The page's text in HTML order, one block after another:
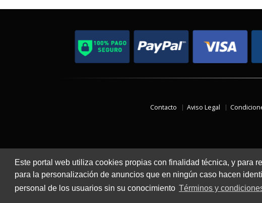
Este portal web utiliza cookies propias con finalidad técnica, y para
para la personalización de anuncios que en ningún caso hacen
personal de los usuarios sin su conocimiento Términos y
Contacto Aviso Legal